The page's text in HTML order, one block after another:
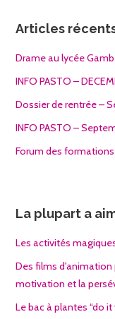
Articles
Drame au lycée
INFO PASTO –
Dossier de rentrée –
INFO PASTO –
Forum des
La plupart a
Les activités
Des films d'animation
motivation et la
Le bac à plantes “do